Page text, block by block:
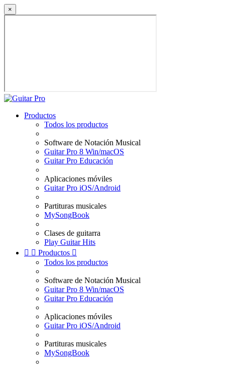
×
Productos
Todos los productos
Software de Notación Musical
Guitar Pro 8 Win/macOS
Guitar Pro Educación
Aplicaciones móviles
Guitar Pro iOS/Android
Partituras musicales
MySongBook
Clases de guitarra
Play Guitar Hits
  Productos 
Todos los productos
Software de Notación Musical
Guitar Pro 8 Win/macOS
Guitar Pro Educación
Aplicaciones móviles
Guitar Pro iOS/Android
Partituras musicales
MySongBook